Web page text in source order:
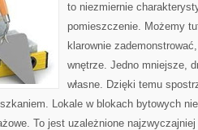
to niezmiernie
pomieszczenie. Możemy
klarownie
wnętrze. Jedno mniejsze,
własne. Dzięki temu
Lokale w blokach bytowych
To jest uzależnione